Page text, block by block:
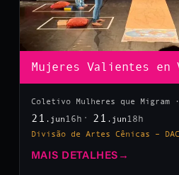
Mujeres Valientes en
Coletivo Mulheres que Migram
21 .jun 16h 21 .jun 18h
Divisão de Artes Cênicas –
MAIS DETALHES →